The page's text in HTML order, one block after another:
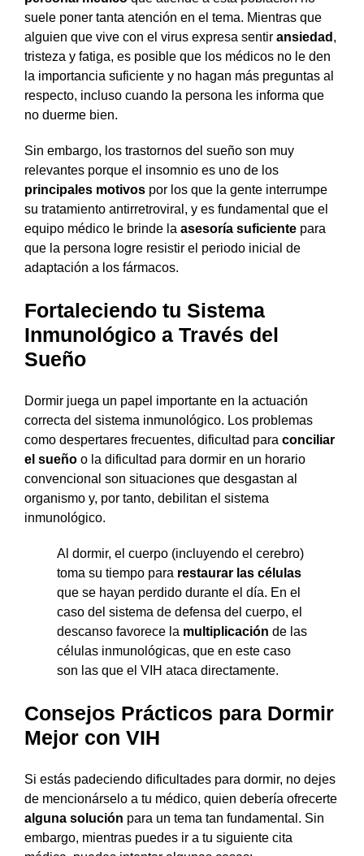
suele poner tanta atención en el tema. Mientras que
alguien que vive con el virus expresa sentir ansiedad ,
tristeza y fatiga, es posible que los médicos no le den
la importancia suficiente y no hagan más preguntas al
respecto, incluso cuando la persona les informa que
no duerme bien.
Sin embargo, los trastornos del sueño son muy
relevantes porque el insomnio es uno de los
principales motivos por los que la gente interrumpe
su tratamiento antirretroviral, y es fundamental que el
equipo médico le brinde la asesoría suficiente para
que la persona logre resistir el periodo inicial de
adaptación a los fármacos.
Fortaleciendo tu Sistema
Inmunológico a Través del
Sueño
Dormir juega un papel importante en la actuación
correcta del sistema inmunológico. Los problemas
como despertares frecuentes, dificultad para conciliar
el sueño o la dificultad para dormir en un horario
convencional son situaciones que desgastan al
organismo y, por tanto, debilitan el sistema
inmunológico.
Al dormir, el cuerpo (incluyendo el cerebro)
toma su tiempo para restaurar las células
que se hayan perdido durante el día. En el
caso del sistema de defensa del cuerpo, el
descanso favorece la multiplicación de las
células inmunológicas, que en este caso
son las que el VIH ataca directamente.
Consejos Prácticos para Dormir
Mejor con VIH
Si estás padeciendo dificultades para dormir, no dejes
de mencionárselo a tu médico, quien debería ofrecerte
alguna solución para un tema tan fundamental. Sin
embargo, mientras puedes ir a tu siguiente cita